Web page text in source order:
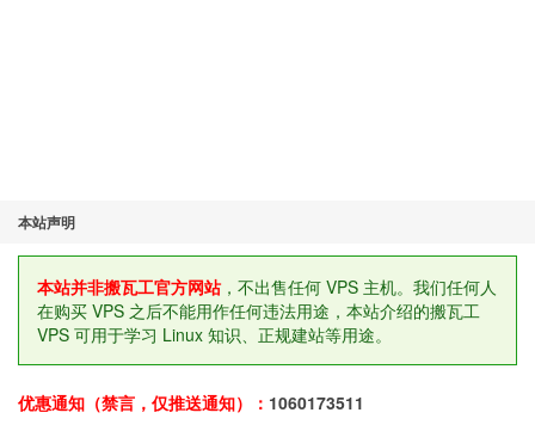
本站声明
本站并非搬瓦工官方网站，不出售任何 VPS 主机。我们任何人
在购买 VPS 之后不能用作任何违法用途，本站介绍的搬瓦工
VPS 可用于学习 Linux 知识、正规建站等用途。
优惠通知（禁言，仅推送通知）： 1060173511